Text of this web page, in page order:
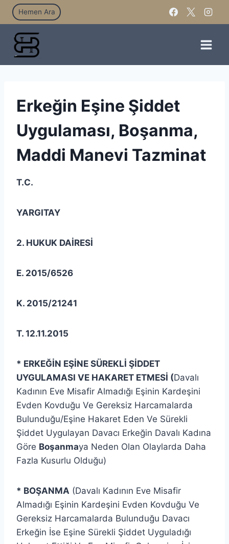
Hemen Ara
Erkeğin Eşine Şiddet
Uygulaması, Boşanma,
Maddi Manevi Tazminat
T.C.
YARGITAY
2. HUKUK DAİRESİ
E. 2015/6526
K. 2015/21241
T. 12.11.2015
* ERKEĞİN EŞİNE SÜREKLİ ŞİDDET
UYGULAMASI VE HAKARET ETMESİ (Davalı
Kadının Eve Misafir Almadığı Eşinin Kardeşini
Evden Kovduğu Ve Gereksiz Harcamalarda
Bulunduğu/Eşine Hakaret Eden Ve Sürekli
Şiddet Uygulayan Davacı Erkeğin Davalı Kadına
Göre Boşanmaya Neden Olan Olaylarda Daha
Fazla Kusurlu Olduğu)
* BOŞANMA (Davalı Kadının Eve Misafir
Almadığı Eşinin Kardeşini Evden Kovduğu Ve
Gereksiz Harcamalarda Bulunduğu Davacı
Erkeğin İse Eşine Sürekli Şiddet Uyguladığı